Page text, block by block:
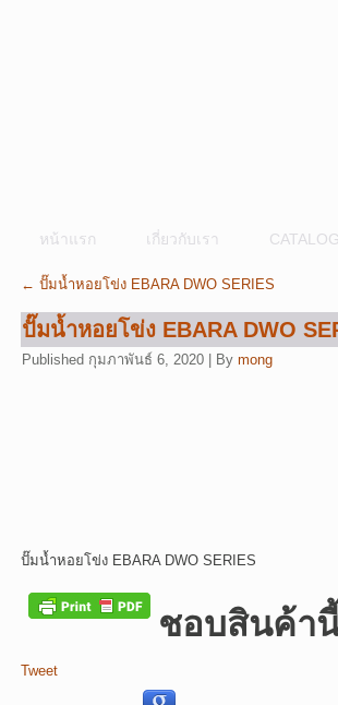
หน้าแรก เกี่ยวกับเรา CATALOG
← ปั๊มน้ำหอยโข่ง EBARA DWO SERIES
ปั๊มน้ำหอยโข่ง EBARA DWO
Published กุมภาพันธ์ 6, 2020 By mong
ปั๊มน้ำหอยโข่ง EBARA DWO SERIES
ชอบสินค้า
Tweet